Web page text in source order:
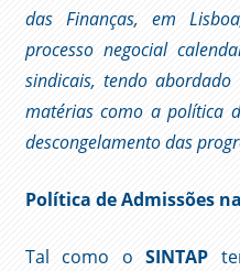
das Finanças, em
processo negocial
sindicais, tendo
matérias como a política
descongelamento das
Política de Admissões
Tal como oSINTAP